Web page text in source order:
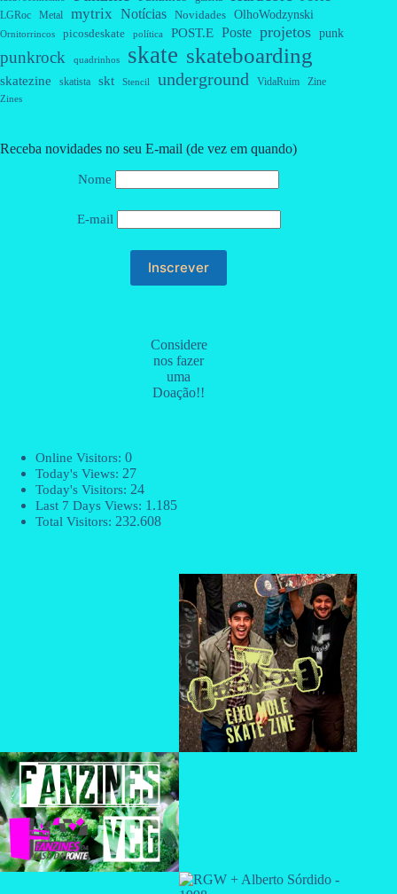
LGRoc Metal mytrix Notícias Novidades OlhoWodzynski
Ornitorrincos picosdeskate política POST.E Poste projetos punk
punkrock quadrinhos skate skateboarding
skatezine skatista skt Stencil underground VidaRuim Zine
Zines
Receba novidades no seu E-mail (de vez em quando)
Nome
E-mail
Considere
nos fazer
uma
Doação!!
Online Visitors: 0
Today's Views: 27
Today's Visitors: 24
Last 7 Days Views: 1.185
Total Visitors: 232.608